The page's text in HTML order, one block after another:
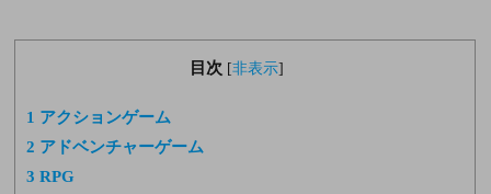
目次 [非表示]
1 アクションゲーム
2 アドベンチャーゲーム
3 RPG